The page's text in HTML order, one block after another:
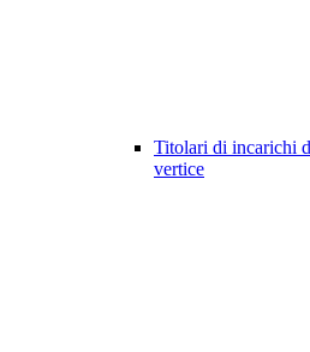
Titolari di incarichi
vertice